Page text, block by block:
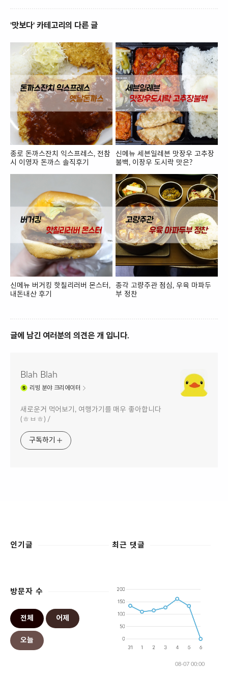
'맛보다' 카테고리의 다른 글
종로 돈까스잔치 익스프레스, 전참
시 이영자 돈까스 솔직후기
신메뉴 세븐일레븐 맛장우 고추장
불백, 이장우 도시락 맛은?
신메뉴 버거킹 핫칠리러버 몬스터,
내돈내산 후기
종각 고량주관 점심, 우육 마파두
부 정찬
글에 남긴 여러분의 의견은 개 입니다.
Blah Blah
리빙 분야 크리에이터
새로운거 먹어보기, 여행가기를 매우 좋아합니다
(ㅎㅂㅎ) /
구독하기
인기글 최근 댓글
방문자 수
전체 어제
오늘
08-07 00:00